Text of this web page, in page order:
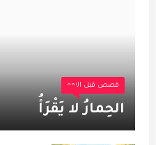
قصص قبل النوم
الحِمارُ لا يَقْرَأُ